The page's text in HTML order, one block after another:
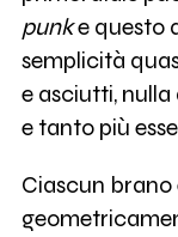
punke questo
semplicità
e asciutti, nulla
e tanto più
Ciascun